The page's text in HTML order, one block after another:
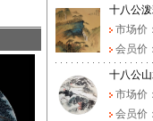
十八公
市场价
会员价
十八公
市场价
会员价